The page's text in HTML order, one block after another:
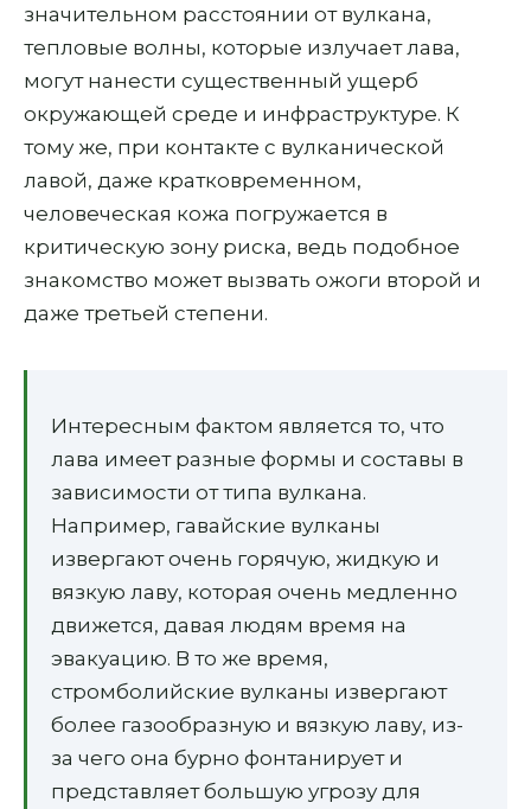
значительном расстоянии от вулкана,
тепловые волны, которые излучает лава,
могут нанести существенный ущерб
окружающей среде и инфраструктуре. К
тому же, при контакте с вулканической
лавой, даже кратковременном,
человеческая кожа погружается в
критическую зону риска, ведь подобное
знакомство может вызвать ожоги второй и
даже третьей степени.
Интересным фактом является то, что
лава имеет разные формы и составы в
зависимости от типа вулкана.
Например, гавайские вулканы
извергают очень горячую, жидкую и
вязкую лаву, которая очень медленно
движется, давая людям время на
эвакуацию. В то же время,
стромболийские вулканы извергают
более газообразную и вязкую лаву, из-
за чего она бурно фонтанирует и
представляет большую угрозу для